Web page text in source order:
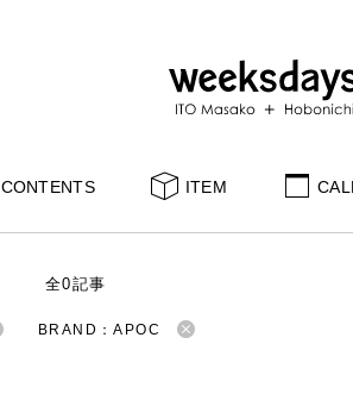
CONTENTS ITEM
全0記事
BRAND：APOC